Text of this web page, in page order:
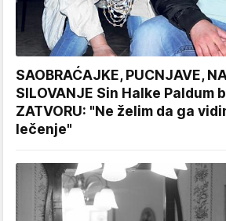
SAOBRAĆAJKE, PUCNJAVE,
SILOVANJE Sin Halke Paldum
ZATVORU: "Ne želim da ga
lečenje"